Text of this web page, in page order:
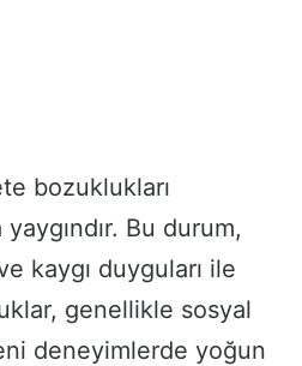
bozuklukları
Bu durum,
kaygı duyguları ile
genellikle sosyal
deneyimlerde yoğun